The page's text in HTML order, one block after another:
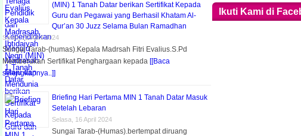
(MIN) 1 Tanah Datar berikan Sertifikat Kepada
Guru dan Pegawai yang Berhasil Khatam Al-
Qur’an 30 Juzz Selama Bulan Ramadhan
Senin, 22 April 2024
Sungai Tarab-(humas).Kepala Madrsah Fitri Evalius.S.Pd
Memberukan Sertifikat Penghargaan kepada [[Baca
selengkapnya..]]
Briefing Hari Pertama MIN 1 Tanah Datar Masuk
Setelah Lebaran
Selasa, 16 April 2024
Sungai Tarab-(Humas).bertempat diruang
Ikuti Kami di